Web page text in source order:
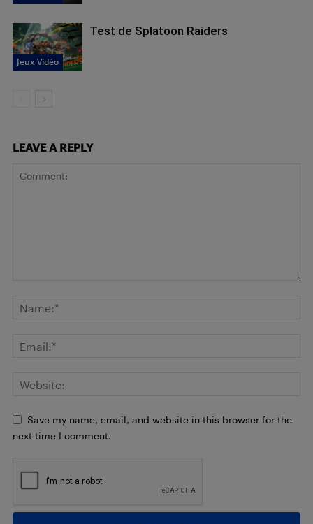
Jeux Vidéo
Test de Splatoon Raiders
LEAVE A REPLY
Save my name, email, and website in this browser for the
next time I comment.